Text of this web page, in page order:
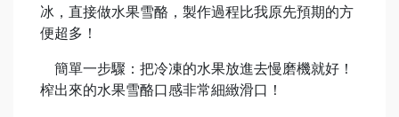
冰，直接做水果雪酪，製作過程比我原先預期的方
便超多！
簡單一步驟：把冷凍的水果放進去慢磨機就好！
榨出來的水果雪酪口感非常細緻滑口！